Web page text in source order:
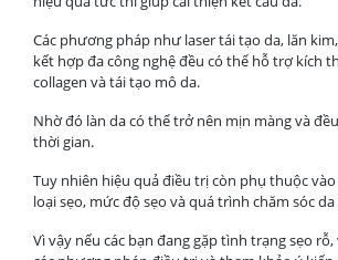
Các phương pháp như laser tái tạo da, lăn
kết hợp đa công nghệ đều có thể hỗ trợ kích
collagen và tái tạo mô da.
Nhờ đó làn da có thể trở nên mịn màng và
thời gian.
Tuy nhiên hiệu quả điều trị còn phụ thuộc
loại sẹo, mức độ sẹo và quá trình chăm sóc
Vì vậy nếu các bạn đang gặp tình trạng sẹo